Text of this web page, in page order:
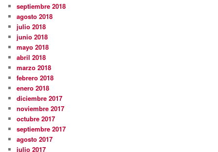
septiembre 2018
agosto 2018
julio 2018
junio 2018
mayo 2018
abril 2018
marzo 2018
febrero 2018
enero 2018
diciembre 2017
noviembre 2017
octubre 2017
septiembre 2017
agosto 2017
julio 2017